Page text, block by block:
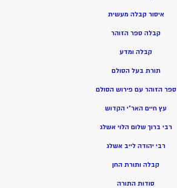
איסור קבלה מעשית
קבלה ספר הזוהר
קבלה ומדע
תורת בעל הסולם
ספר הזוהר עם פירוש הסולם
עץ חיים האר”י הקדוש
רבי ברוך שלום הלוי אשלג
רבי יהודה לייב אשלג
קבלה ותורת החן
סודות התורה